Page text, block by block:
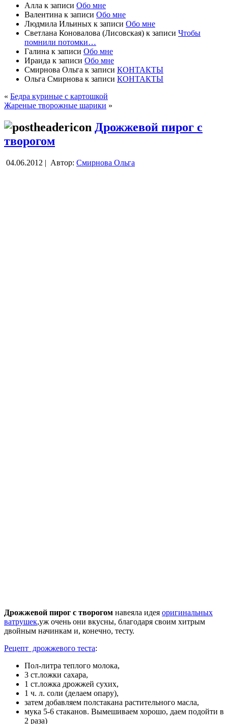
Алла к записи Обо мне
Валентина к записи Обо мне
Людмила Ильиных к записи Обо мне
Светлана Коновалова (Лисовская) к записи Чтобы
помнили потомки…
Галина к записи Обо мне
Ираида к записи Обо мне
Смирнова Ольга к записи КОНТАКТЫ
Ольга Смирнова к записи КОНТАКТЫ
« Бедра куриные с картошкой
Жареные творожные шарики »
Дрожжевой пирог с
творогом
04.06.2012 | Автор: Смирнова Ольга
Дрожжевой пирог с творогом навеяла идея оригинальных
ватрушек,уж очень они вкусны, благодаря своим хитрым
двойным начинкам и, конечно, тесту.
Рецепт дрожжевого теста:
Пол-литра теплого молока,
3 ст.ложки сахара,
1 ст.ложка дрожжей сухих,
1 ч. л. соли (делаем опару),
затем добавляем полстакана растительного масла,
мука 5-6 стаканов. Вымешиваем хорошо, даем подойти в
2 раза)